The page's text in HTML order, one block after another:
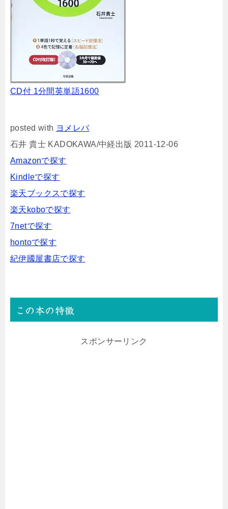
CD付 1分間英単語1600
posted with ヨメレバ
石井 貴士 KADOKAWA/中経出版 2011-12-06
Amazonで探す
Kindleで探す
楽天ブックスで探す
楽天koboで探す
7netで探す
hontoで探す
紀伊國屋書店で探す
この本の特徴
スポンサーリンク